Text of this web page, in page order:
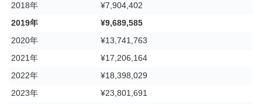
2018年
¥7,904,402
2019年
¥9,689,585
2020年
¥13,741,763
2021年
¥17,206,164
2022年
¥18,398,029
2023年
¥23,801,691